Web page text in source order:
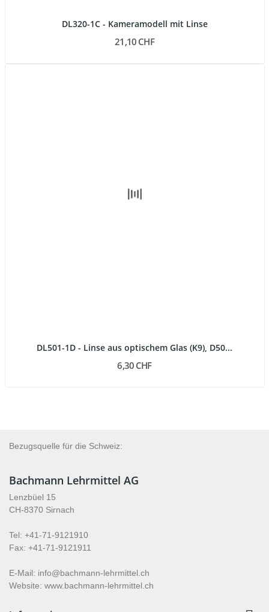
DL320-1C - Kameramodell mit Linse
21,10 CHF
DL501-1D - Linse aus optischem Glas (K9), D50...
6,30 CHF
Bezugsquelle für die Schweiz:
Bachmann Lehrmittel AG
Lenzbüel 15
CH-8370 Sirnach
Tel: +41-71-9121910
Fax: +41-71-9121911
E-Mail: info@bachmann-lehrmittel.ch
Website: www.bachmann-lehrmittel.ch